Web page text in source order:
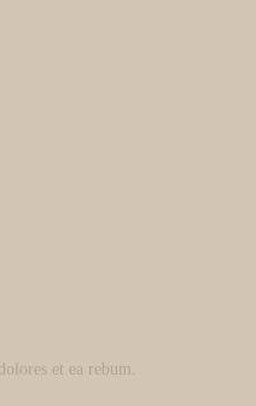
et ea rebum.